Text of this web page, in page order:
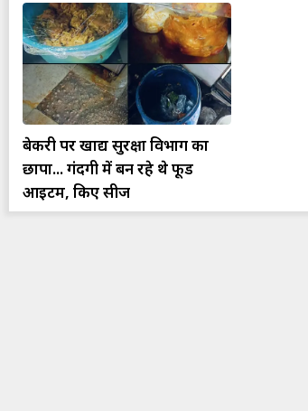
बेकरी पर खाद्य सुरक्षा विभाग का
छापा... गंदगी में बन रहे थे फूड
आइटम, किए सीज